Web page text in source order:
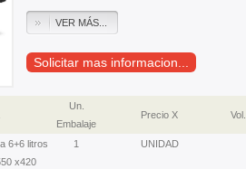
VER MÁS...
Solicitar mas informacion...
Un.
Embalaje
Precio X Vol.
6+6 litros
x420
1 UNIDAD